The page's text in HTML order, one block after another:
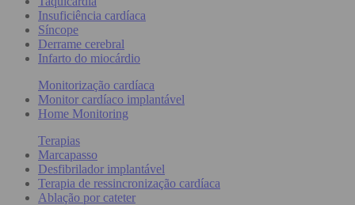
Insuficiência cardíaca
Síncope
Derrame cerebral
Infarto do miocárdio
Monitorização cardíaca
Monitor cardíaco implantável
Home Monitoring
Terapias
Marcapasso
Desfibrilador implantável
Terapia de ressincronização cardíaca
Ablação por cateter